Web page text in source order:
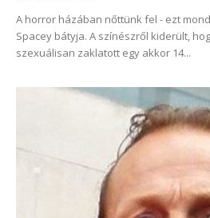
A horror házában nőttünk fel - ezt
Spacey bátyja. A színészről kiderült,
szexuálisan zaklatott egy akkor 14...